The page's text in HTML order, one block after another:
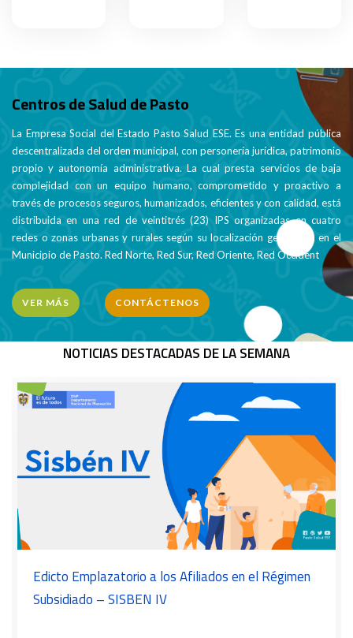
Centros de Salud de Pasto
La Empresa Social del Estado Pasto Salud ESE. Es una entidad pública
descentralizada del orden municipal, con personería jurídica, patrimonio
propio y autonomía administrativa. La cual presta servicios de baja
complejidad con un equipo humano, comprometido y proactivo a
través de procesos seguros, humanizados, eficientes y con calidad, está
distribuida en una red de veintitrés (23) IPS organizadas en cuatro
redes o zonas urbanas y rurales según su localización geográfica en el
Municipio de Pasto. Red Norte, Red Sur, Red Oriente, Red Occident
VER MÁS CONTÁCTENOS
NOTICIAS DESTACADAS DE LA SEMANA
Edicto Emplazatorio a los Afiliados en el Régimen
Subsidiado – SISBEN IV